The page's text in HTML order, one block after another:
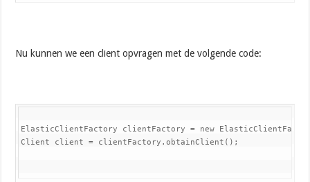
Nu kunnen we een client opvragen met de volgende code:
ElasticClientFactory clientFactory = new
Client client = clientFactory.obtainClient();